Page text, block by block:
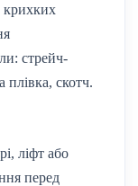
крихких
стрейч-
плівка, скотч.
ліфт або
перед